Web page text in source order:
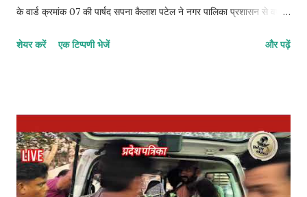
के वार्ड क्रमांक 07 की पार्षद सपना कैलाश पटेल ने नगर पालिका प्रशासन से वर्ष
ब्यौरा देने की मांग की है। नगर पालिका द्वारा स्वच्छता अभियान के तहत हर साल
व्यवस्था है। पार्षद सपना कैलाश पटेल ने प्रशासन को एक आधिकारिक पत्र
सौंपकर यह जानकारी सार्वजनिक करने की मांग की है। उन्होंने कहा कि नगर के
नागरिकों को यह जानने का हक है कि स्वच्छता अभियान के लिए दिए गए सरकारी
शेयर करें एक टिप्पणी भेजें और पढ़ें